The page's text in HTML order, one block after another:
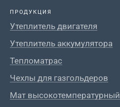
ПРОДУКЦИЯ
Утеплитель двигателя
Утеплитель аккумулятора
Тепломатрас
Чехлы для газгольдеров
Мат высокотемпературный